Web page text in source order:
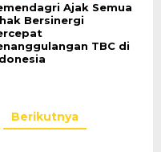
Ajak Semua
Bersinergi
TBC di
Berikutnya